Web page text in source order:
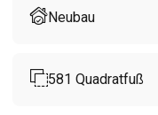
Neubau
581 Quadratfuß